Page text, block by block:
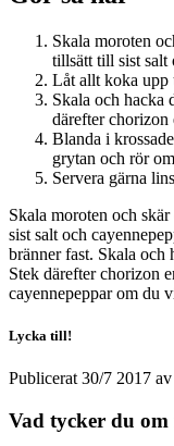
Skala moroten
tillsätt till sist salt
Låt allt koka upp
Skala och hacka
därefter chorizon
Blanda i
grytan och rör
Servera gärna
Skala moroten och
sist salt och
bränner fast. Skala och
Stek därefter chorizon
cayennepeppar om du
Lycka till!
Publicerat30/7 2017 av
Vad tycker du om